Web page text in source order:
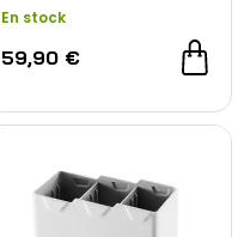
En stock
59,90 €